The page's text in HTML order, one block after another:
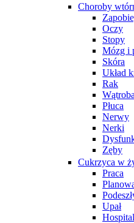
Choroby
Oczy
Stopy
Mózg i
Skóra
Układ
Rak
Wątroba
Płuca
Nerwy
Nerki
Zęby
Cukrzyca w
Praca
Upał